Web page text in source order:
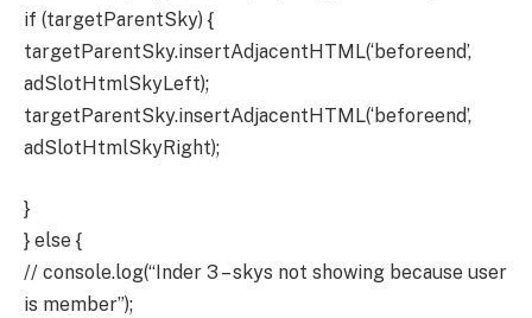
if (targetParentSky) {
targetParentSky.insertAdjacentHTML(‘beforeend’,
adSlotHtmlSkyLeft);
targetParentSky.insertAdjacentHTML(‘beforeend’,
adSlotHtmlSkyRight);
}
} else {
// console.log(“Inder 3 – skys not showing because user
is member”);